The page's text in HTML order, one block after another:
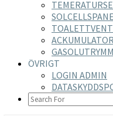
ÖVRIGT
LOGIN ADMIN
SEARCH
ICON